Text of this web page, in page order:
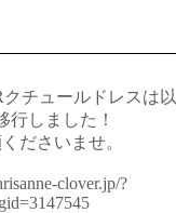
チュールドレスは以
行しました！
ださいませ。
clover.jp/?